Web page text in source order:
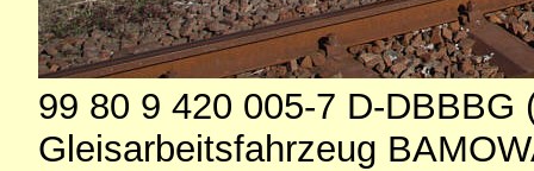
99 80 9 420 005-7 D-DBBBG
Gleisarbeitsfahrzeug